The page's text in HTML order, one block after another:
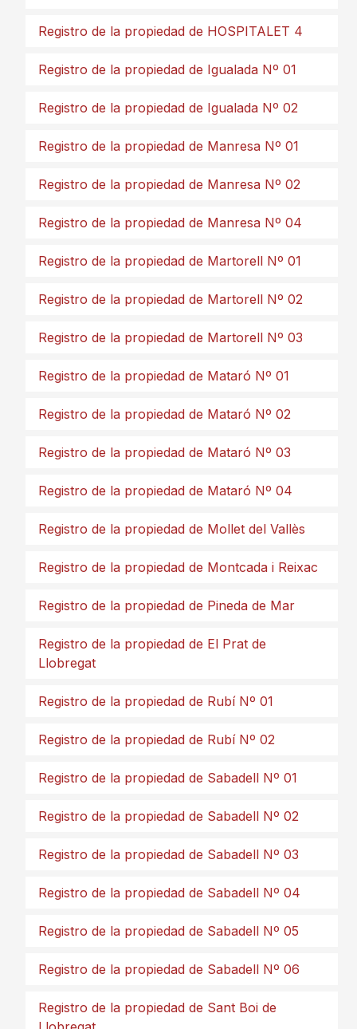
Registro de la propiedad de HOSPITALET 4
Registro de la propiedad de Igualada Nº 01
Registro de la propiedad de Igualada Nº 02
Registro de la propiedad de Manresa Nº 01
Registro de la propiedad de Manresa Nº 02
Registro de la propiedad de Manresa Nº 04
Registro de la propiedad de Martorell Nº 01
Registro de la propiedad de Martorell Nº 02
Registro de la propiedad de Martorell Nº 03
Registro de la propiedad de Mataró Nº 01
Registro de la propiedad de Mataró Nº 02
Registro de la propiedad de Mataró Nº 03
Registro de la propiedad de Mataró Nº 04
Registro de la propiedad de Mollet del Vallès
Registro de la propiedad de Montcada i Reixac
Registro de la propiedad de Pineda de Mar
Registro de la propiedad de El Prat de
Llobregat
Registro de la propiedad de Rubí Nº 01
Registro de la propiedad de Rubí Nº 02
Registro de la propiedad de Sabadell Nº 01
Registro de la propiedad de Sabadell Nº 02
Registro de la propiedad de Sabadell Nº 03
Registro de la propiedad de Sabadell Nº 04
Registro de la propiedad de Sabadell Nº 05
Registro de la propiedad de Sabadell Nº 06
Registro de la propiedad de Sant Boi de